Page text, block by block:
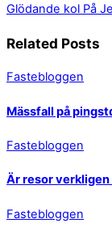
Glödande kol På
Related Posts
Fastebloggen
Mässfall på
Fastebloggen
Är resor
Fastebloggen